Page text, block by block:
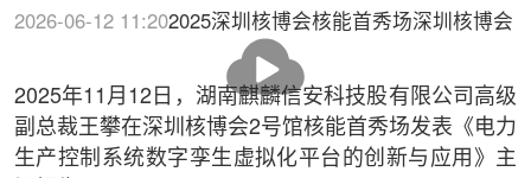
2026-06-12 11:202025深圳核博会核能首秀场深圳核博会
放
2025年11月12日，湖南麒麟信安科技股有限公司高级
副总裁王攀在深圳核博会2号馆核能首秀场发表《电力
生产控制系统数字孪生虚拟化平台的创新与应用》主